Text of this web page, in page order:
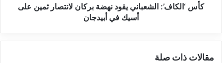
أسيككأس ‘الكاف’: الشعباني يقود نهضة بركان لانتصار ثمين على
أسيك في أبيدجان
مقالات ذات صلة